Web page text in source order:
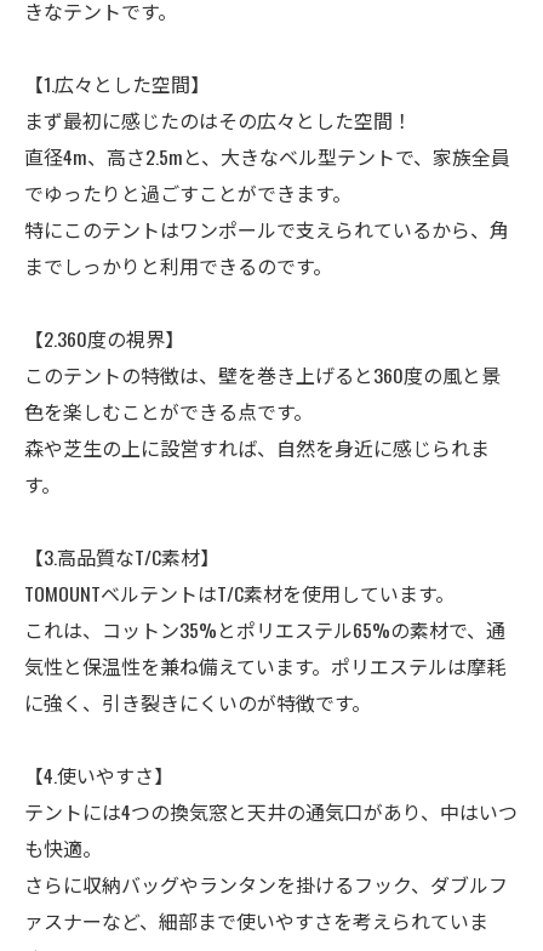
きなテントです。
【1.広々とした空間】
まず最初に感じたのはその広々とした空間！
直径4m、高さ2.5mと、大きなベル型テントで、家族全員
でゆったりと過ごすことができます。
特にこのテントはワンポールで支えられているから、角
までしっかりと利用できるのです。
【2.360度の視界】
このテントの特徴は、壁を巻き上げると360度の風と景
色を楽しむことができる点です。
森や芝生の上に設営すれば、自然を身近に感じられま
す。
【3.高品質なT/C素材】
TOMOUNTベルテントはT/C素材を使用しています。
これは、コットン35%とポリエステル65%の素材で、通
気性と保温性を兼ね備えています。ポリエステルは摩耗
に強く、引き裂きにくいのが特徴です。
【4.使いやすさ】
テントには4つの換気窓と天井の通気口があり、中はいつ
も快適。
さらに収納バッグやランタンを掛けるフック、ダブルフ
ァスナーなど、細部まで使いやすさを考えられていま